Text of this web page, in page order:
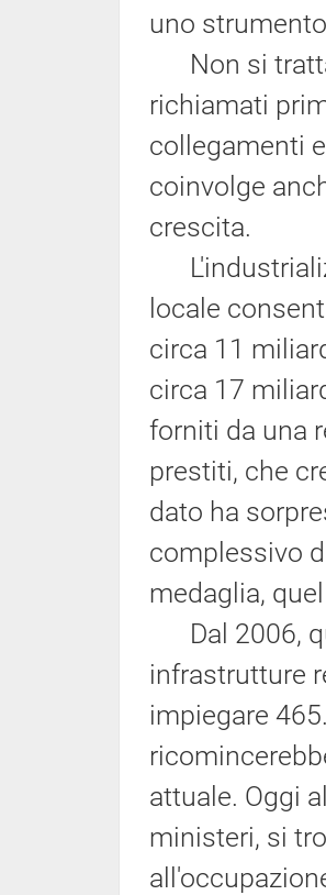
uno
Non si
richiamati
collegamenti
coinvolge
crescita.
locale
circa 11
circa 17
forniti da una
prestiti, che
dato ha
complessivo
medaglia,
Dal 2006,
infrastrutture
impiegare
attuale. Oggi
ministeri, si